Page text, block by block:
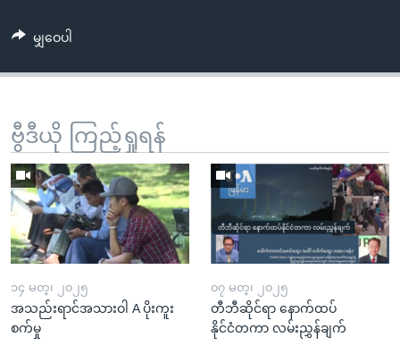
မျှဝေပါ
ဗွီဒီယို ကြည့်ရှုရန်
၁၄ မတ္၊ ၂၀၂၅
အသည်းရာင်အသားဝါ A ပိုးကူး
စက်မှု
၀၇ မတ္၊ ၂၀၂၅
တီဘီဆိုင်ရာ နောက်ထပ်
နိုင်ငံတကာ လမ်းညွှန်ချက်